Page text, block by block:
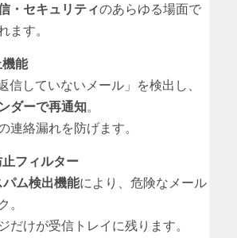
・セキュリティのあらゆる場面で
ます。
能
信していないメール」を検出し、
ダーで再通知。
連絡漏れを防げます。
フィルター
ム検出機能により、危険なメール
。
だけが受信トレイに残ります。